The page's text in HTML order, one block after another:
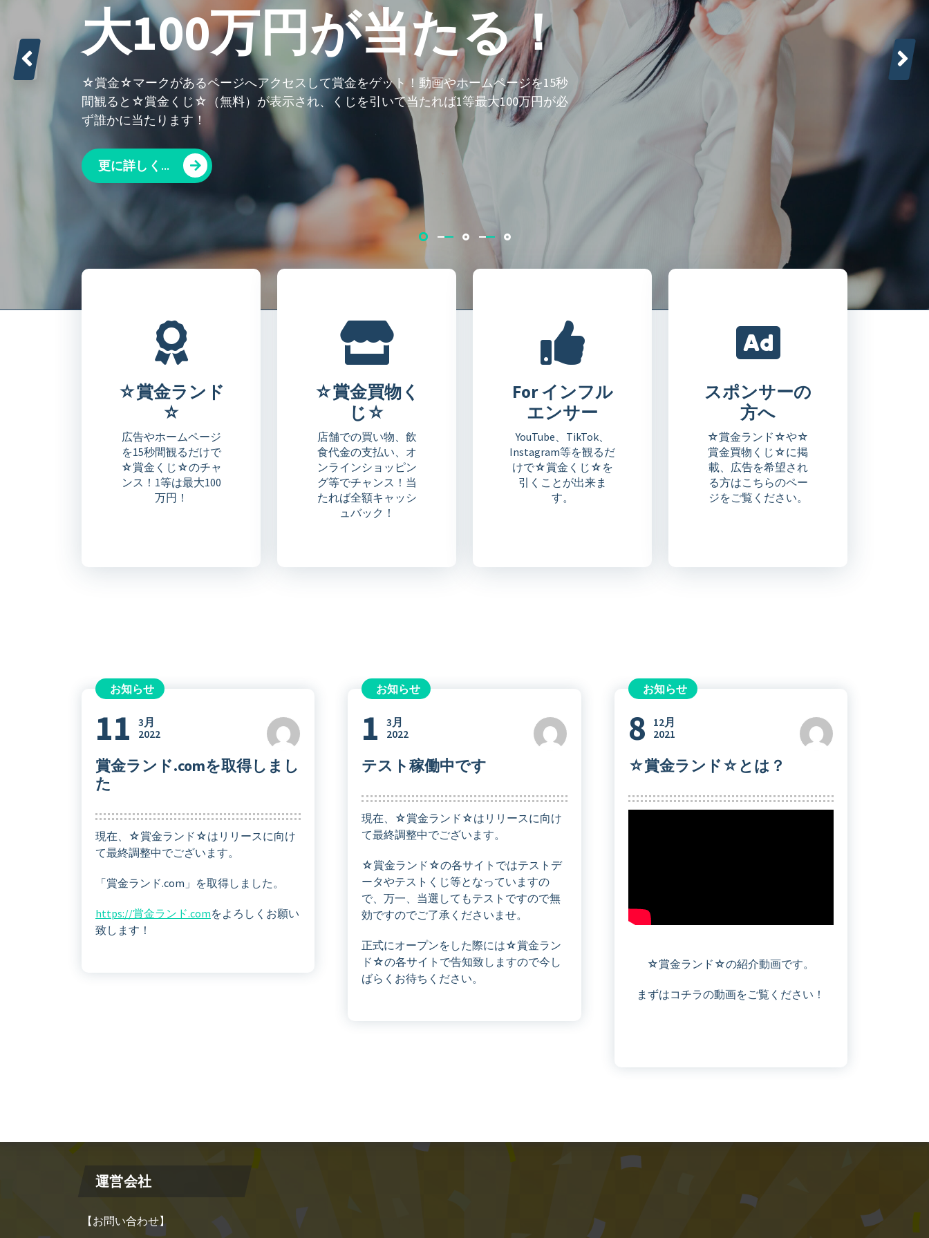
大100万円が当たる！
☆賞金☆マークがあるページへアクセスして賞金をゲット！動画やホームページを15秒
間観ると☆賞金くじ☆（無料）が表示され、くじを引いて当たれば1等最大100万円が必
ず誰かに当たります！
更に詳しく...
☆賞金ランド
☆
広告やホームページ
を15秒間観るだけで
☆賞金くじ☆のチャ
ンス！1等は最大100
万円！
☆賞金ランド☆広告やホームペ
ー
ジを15秒間観るだけで☆賞金くじ☆のチャ
ン
ス！1等は最大100
万
円
！
☆賞金買物く
じ☆
店舗での買い物、飲
食代金の支払い、オ
ンラインショッピン
グ等でチャンス！当
たれば全額キャッシ
ュバック！
☆賞金買物くじ☆店舗での買い物
、
飲食代金の支払い、オンラインショッピン
グ
等
で
チャンス！当
た
れば全
額
キャッシ
ュ
バック
！
For インフル
エンサー
YouTube、TikTok、
Instagram等を観るだ
けで☆賞金くじ☆を
引くことが出来ま
す。
ForインフルエンサーYouTube、TikTo
k
、Instagram等を観るだけで☆賞金くじ☆を
引
くことが
出
来ま
す。
スポンサーの
方へ
☆賞金ランド☆や☆
賞金買物くじ☆に掲
載、広告を希望され
る方はこちらのペー
ジをご覧ください。
スポンサー
☆賞金ランド☆
や
☆賞金買物くじ☆に掲載、広告を希望され
る
方
は
こちらのペー
ジ
をご覧ください
。
お知らせ
11
3月
2022
賞金ランド.comを取得しまし
た
現在、☆賞金ランド☆はリリースに向け
て最終調整中でございます。
「賞金ランド.com」を取得しました。
https://賞金ランド.comをよろしくお願い
致します！
お知らせ
1
3月
2022
テスト稼働中です
現在、☆賞金ランド☆はリリースに向け
て最終調整中でございます。
☆賞金ランド☆の各サイトではテストデ
ータやテストくじ等となっていますの
で、万一、当選してもテストですので無
効ですのでご了承くださいませ。
正式にオープンをした際には☆賞金ラン
ド☆の各サイトで告知致しますので今し
ばらくお待ちください。
お知らせ
8
12月
2021
☆賞金ランド☆とは？
☆賞金ランド☆の紹介動画です。
まずはコチラの動画をご覧ください！
運営会社
【お問い合わせ】